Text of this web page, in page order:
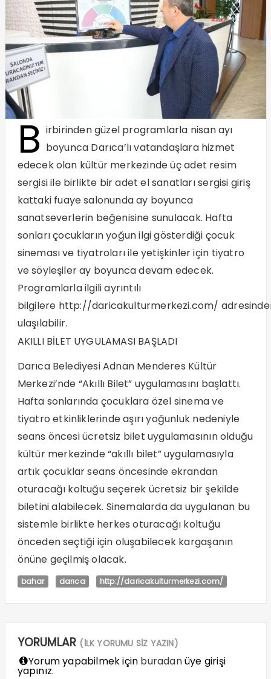
B irbirinden güzel programlarla nisan ayı
boyunca Darıca’lı vatandaşlara hizmet
edecek olan kültür merkezinde üç adet resim
sergisi ile birlikte bir adet el sanatları sergisi giriş
kattaki fuaye salonunda ay boyunca
sanatseverlerin beğenisine sunulacak. Hafta
sonları çocukların yoğun ilgi gösterdiği çocuk
sineması ve tiyatroları ile yetişkinler için tiyatro
ve söyleşiler ay boyunca devam edecek.
Programlarla ilgili ayrıntılı
bilgilere http://daricakulturmerkezi.com/
ulaşılabilir.
AKILLI BİLET UYGULAMASI BAŞLADI
Darıca Belediyesi Adnan Menderes Kültür
Merkezi’nde “Akıllı Bilet” uygulamasını başlattı.
Hafta sonlarında çocuklara özel sinema ve
tiyatro etkinliklerinde aşırı yoğunluk nedeniyle
seans öncesi ücretsiz bilet uygulamasının olduğu
kültür merkezinde “akıllı bilet” uygulamasıyla
artık çocuklar seans öncesinde ekrandan
oturacağı koltuğu seçerek ücretsiz bir şekilde
biletini alabilecek. Sinemalarda da uygulanan bu
sistemle birlikte herkes oturacağı koltuğu
önceden seçtiği için oluşabilecek kargaşanın
önüne geçilmiş olacak.
bahar darıca http://daricakulturmerkezi.com/
YORUMLAR (İLK YORUMU SİZ YAZIN)
Yorum yapabilmek için buradanüye girişi
yapınız.